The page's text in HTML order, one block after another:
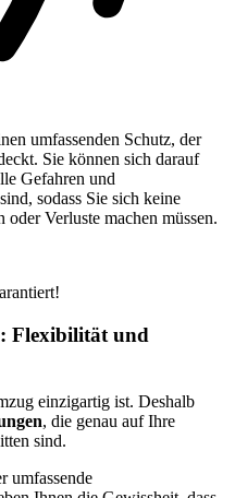
umfassenden Schutz, der
Sie können sich darauf
Gefahren und
sodass Sie sich keine
Verluste machen müssen.
Flexibilität und
einzigartig ist. Deshalb
, die genau auf Ihre
sind.
umfassende